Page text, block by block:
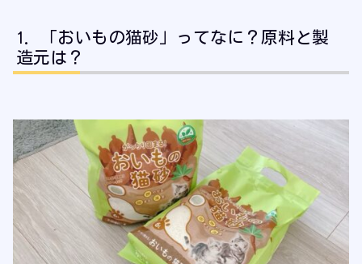
「おいもの猫砂」ってなに？原料と製
造元は？